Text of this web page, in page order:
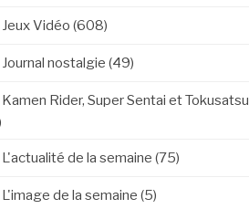
Jeux Vidéo (608)
Journal nostalgie (49)
Kamen Rider, Super Sentai et Tokusatsu
L'actualité de la semaine (75)
L'image de la semaine (5)